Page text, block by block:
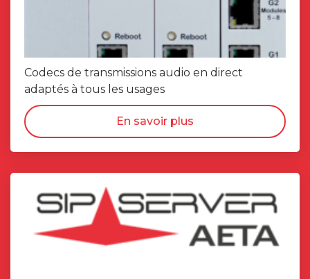
Codecs de transmissions audio en direct
adaptés à tous les usages
En savoir plus